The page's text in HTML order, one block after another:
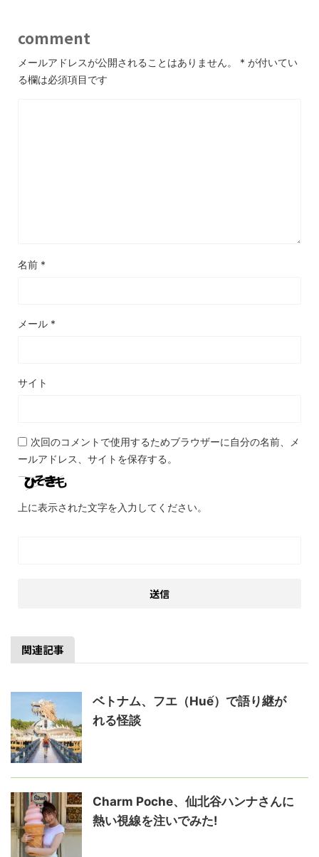
comment
メールアドレスが公開されることはありません。 * が付いてい
る欄は必須項目です
名前 *
メール *
サイト
次回のコメントで使用するためブラウザーに自分の名前、メ
ールアドレス、サイトを保存する。
上に表示された文字を入力してください。
関連記事
ベトナム、フエ（Huế）で語り継が
れる怪談
Charm Poche、仙北谷ハンナさんに
熱い視線を注いでみた!